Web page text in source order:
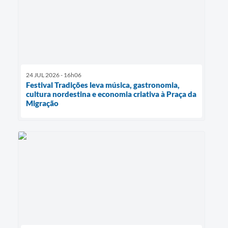
24 JUL 2026 - 16h06
Festival Tradições leva música, gastronomia,
cultura nordestina e economia criativa à Praça da
Migração